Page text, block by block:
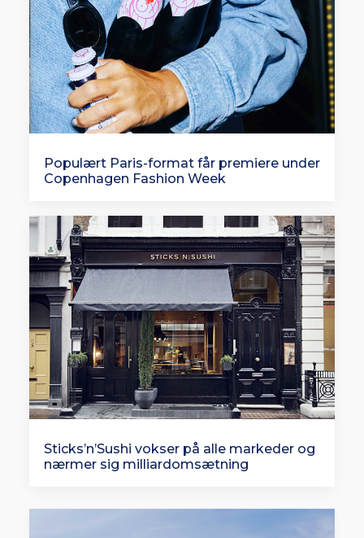
Populært Paris-format får premiere under
Copenhagen Fashion Week
Sticks’n’Sushi vokser på alle markeder og
nærmer sig milliardomsætning